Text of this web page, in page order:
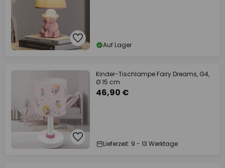
Auf Lager
Kinder-Tischlampe Fairy Dreams, G4,
Ø 15 cm
46,90 €
Lieferzeit: 9 - 13 Werktage